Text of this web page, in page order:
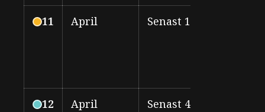
11 April Senast 1 april
12 April
Senast 4 veckor